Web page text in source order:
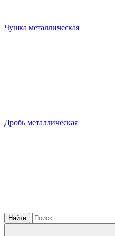
Чушка металлическая
Дробь металлическая
Найти